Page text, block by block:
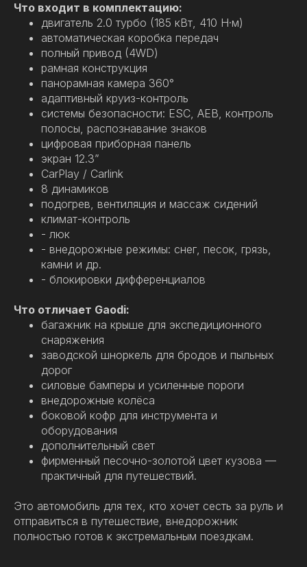
Что входит в комплектацию:
двигатель 2.0 турбо (185 кВт, 410 Н·м)
автоматическая коробка передач
полный привод (4WD)
рамная конструкция
панорамная камера 360°
адаптивный круиз-контроль
системы безопасности: ESC, AEB, контроль
полосы, распознавание знаков
цифровая приборная панель
экран 12.3”
CarPlay / Carlink
8 динамиков
подогрев, вентиляция и массаж сидений
климат-контроль
- люк
- внедорожные режимы: снег, песок, грязь,
камни и др.
- блокировки дифференциалов
Что отличает Gaodi:
багажник на крыше для экспедиционного
снаряжения
заводской шноркель для бродов и пыльных
дорог
силовые бамперы и усиленные пороги
внедорожные колёса
боковой кофр для инструмента и
оборудования
дополнительный свет
фирменный песочно-золотой цвет кузова —
практичный для путешествий.
Это автомобиль для тех, кто хочет сесть за руль и
отправиться в путешествие, внедорожник
полностью готов к экстремальным поездкам.